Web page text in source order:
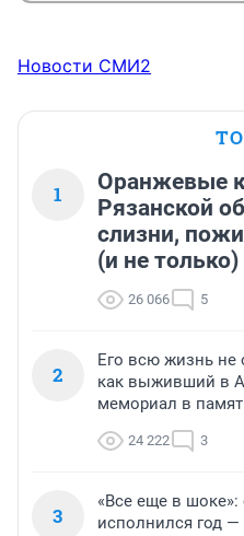
Новости СМИ2
1
Оранжевые
Рязанской
слизни,
(и не только)
26 066 5
2
Его всю жизнь не
как выживший в
мемориал в
24 222 3
3
«Все еще в шоке»:
исполнился год —